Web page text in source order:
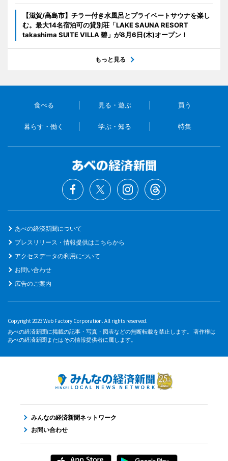
【滋賀/高島市】チラー付き水風呂とプライベートサウナを楽し
む。最大14名宿泊可の貸別荘「LAKE SAUNA RESORT
takashima SUITE VILLA 碧」が8月6日(木)オープン！
もっと見る
食べる 見る・遊ぶ 買う
暮らす・働く 学ぶ・知る 特集
あべの経済新聞について
プレスリリース・情報提供はこちらから
アクセスデータの利用について
お問い合わせ
広告のご案内
Copyright 2023 Web Factory Corporation. All rights reserved.
あべの経済新聞に掲載の記事・写真・図表などの無断転載を禁止します。 著作権は
あべの経済新聞またはその情報提供者に属します。
みんなの経済新聞ネットワーク
お問い合わせ